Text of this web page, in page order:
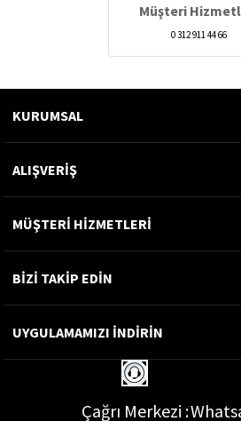
Müşteri
0 312 911 44 66
KURUMSAL
ALIŞVERİŞ
MÜŞTERİ HİZMETLERİ
BİZİ TAKİP EDİN
UYGULAMAMIZI İNDİRİN
Çağrı Merkezi :